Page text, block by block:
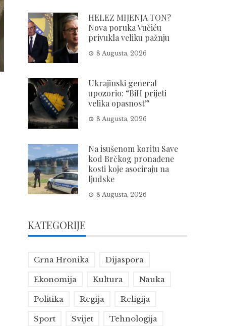
HELEZ MIJENJA TON?
Nova poruka Vučiću
privukla veliku pažnju
8 Augusta, 2026
Ukrajinski general
upozorio: “BiH prijeti
velika opasnost”
8 Augusta, 2026
Na isušenom koritu Save
kod Brčkog pronađene
kosti koje asociraju na
ljudske
8 Augusta, 2026
KATEGORIJE
Crna Hronika Dijaspora
Ekonomija Kultura Nauka
Politika Regija Religija
Sport Svijet Tehnologija